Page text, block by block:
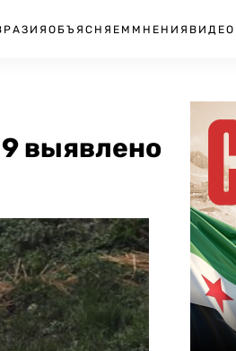
ОБЪЯСНЯЕМ МНЕНИЯ ВИДЕО
выявлено